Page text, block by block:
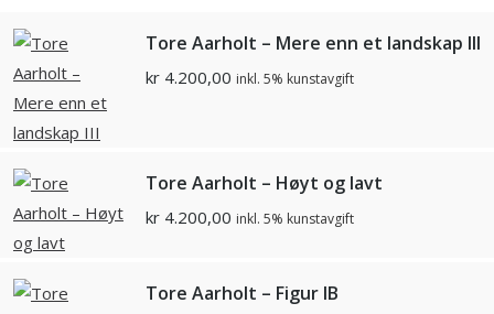
Tore Aarholt – Mere enn et landskap III
kr 4.200,00 inkl. 5% kunstavgift
Tore Aarholt – Høyt og lavt
kr 4.200,00 inkl. 5% kunstavgift
Tore Aarholt – Figur IB